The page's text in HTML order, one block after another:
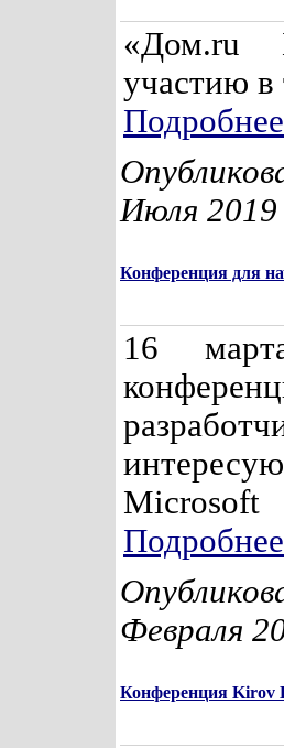
«Дом.ru
участию в
Июля
Конференция для
16
Microsoft
Февраля
Конференция Kirov